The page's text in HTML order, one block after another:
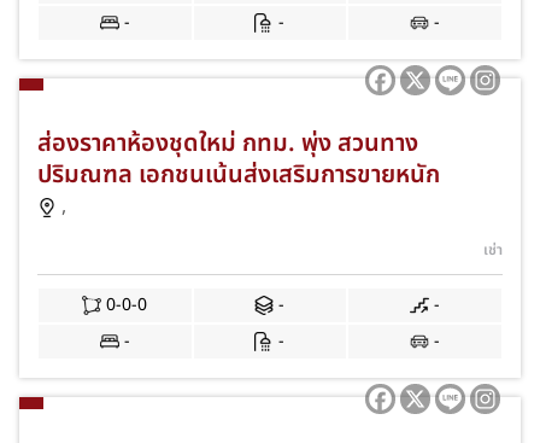
-
- -
ส่องราคาห้องชุดใหม่ กทม. พุ่ง สวนทาง
ปริมณฑล เอกชนเน้นส่งเสริมการขายหนัก
,
เช่า
0-0-0 -
-
-
- -